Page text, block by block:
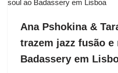
Ana Pshokina &
trazem jazz fusão e
Badassery em